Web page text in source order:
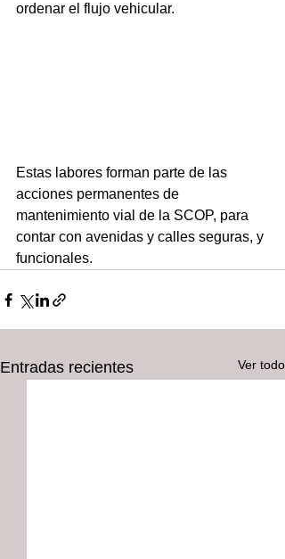
ordenar el flujo vehicular.
Estas labores forman parte de las
acciones permanentes de
mantenimiento vial de la SCOP, para
contar con avenidas y calles seguras, y
funcionales.
Entradas recientes Ver todo